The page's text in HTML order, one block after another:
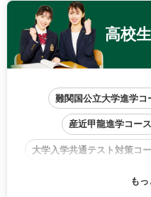
高校
難関国公立大学進学コ
産近甲龍進学コース
大学入学共通テスト対策コ
小論文・
も